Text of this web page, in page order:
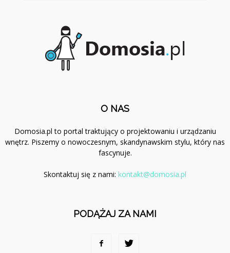
O NAS
Domosia.pl to portal traktujący o projektowaniu i urządzaniu
wnętrz. Piszemy o nowoczesnym, skandynawskim stylu, który nas
fascynuje.
Skontaktuj się z nami: kontakt@domosia.pl
PODĄŻAJ ZA NAMI